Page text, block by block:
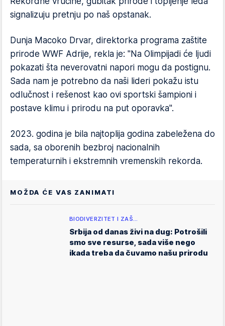
signalizuju pretnju po naš opstanak.
Dunja Macoko Drvar, direktorka programa zaštite
prirode WWF Adrije, rekla je: "Na Olimpijadi će ljudi
pokazati šta neverovatni napori mogu da postignu.
Sada nam je potrebno da naši lideri pokažu istu
odlučnost i rešenost kao ovi sportski šampioni i
postave klimu i prirodu na put oporavka".
2023. godina je bila najtoplija godina zabeležena do
sada, sa oborenih bezbroj nacionalnih
temperaturnih i ekstremnih vremenskih rekorda.
MOŽDA ĆE VAS ZANIMATI
BIODIVERZITET I ZAŠ…
Srbija od danas živi na dug: Potrošili
smo sve resurse, sada više nego
ikada treba da čuvamo našu prirodu